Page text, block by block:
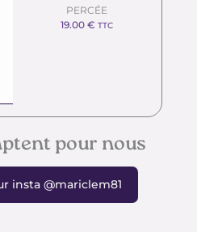
PERCÉE
19.00€ TTC
pour nous
insta @mariclem81